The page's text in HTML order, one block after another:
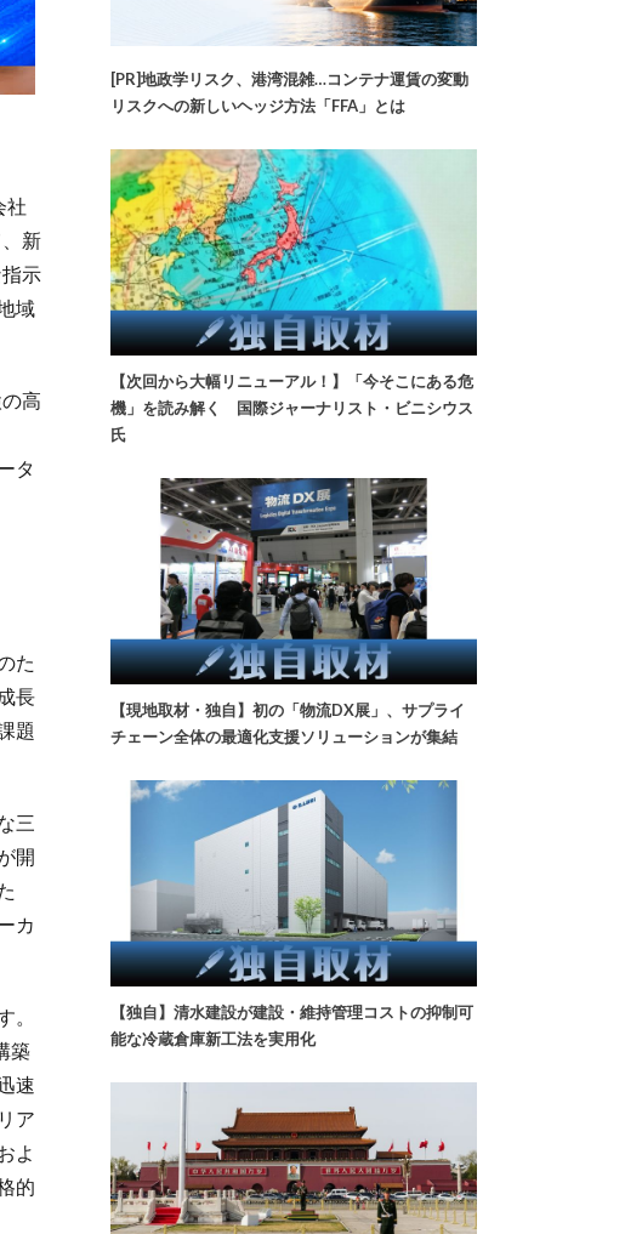
社
新
示
域
高
タ
た
長
題
三
開
カ
。
築
速
ア
よ
的
[PR]地政学リスク、港湾混雑…コンテナ運賃の変動
リスクへの新しいヘッジ方法「FFA」とは
【次回から大幅リニューアル！】「今そこにある危
機」を読み解く 国際ジャーナリスト・ビニシウス
氏
【現地取材・独自】初の「物流DX展」、サプライ
チェーン全体の最適化支援ソリューションが集結
【独自】清水建設が建設・維持管理コストの抑制可
能な冷蔵倉庫新工法を実用化